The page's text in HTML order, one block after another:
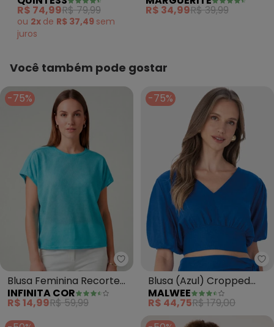
Malha de Algodão
R$ 74,99R$ 79,99
ou 2x de R$ 37,49 sem
juros
Size Marguerite
R$ 34,99R$ 39,99
Você também pode gostar
-75%
Infinita Cor - Blusa Feminina
Blusa Feminina Recorte
na Costa (Azul)
INFINITA COR
R$ 14,99R$ 59,99
-75%
Blusa (Azul) Cropped
com Amarração
MALWEE
R$ 44,75R$ 179,00